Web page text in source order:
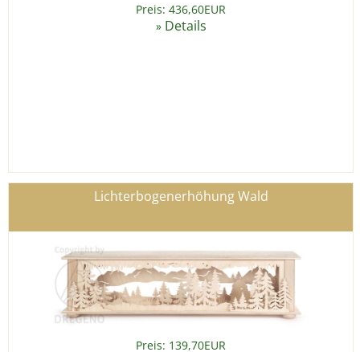
Preis: 436,60EUR
» Details
Lichterbogenerhöhung Wald
Preis: 139,70EUR